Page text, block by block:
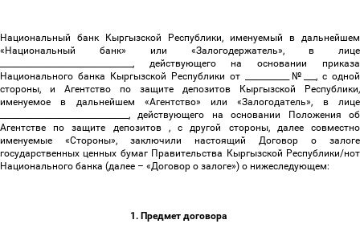
Национальный банк Кыргызской Республики, именуемый в дальнейшем
«Национальный банк» или «Залогодержатель», в лице
_________________________________, действующего на основании приказа
Национального банка Кыргызской Республики от ___________№___, с одной
стороны, и Агентство по защите депозитов Кыргызской Республики,
именуемое в дальнейшем «Агентство» или «Залогодатель», в лице
________________________________, действующего на основании
Положения об
Агентстве по защите депозитов , с другой стороны, далее совместно
именуемые «Cтороны», заключили настоящий Договор о залоге
государственных ценных бумаг Правительства Кыргызской Республики/нот
Национального банка (далее – «Договор о залоге») о нижеследующем:
1. Предмет договора